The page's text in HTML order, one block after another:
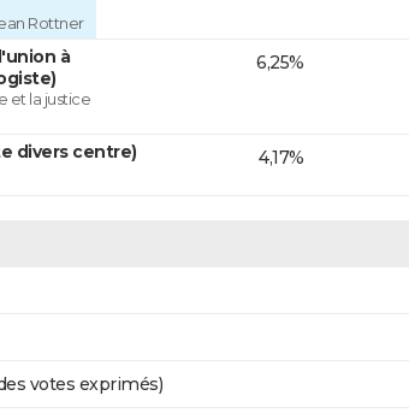
Rottner
à
et la justice
6,25%
divers centre) 4,17%
votes exprimés)